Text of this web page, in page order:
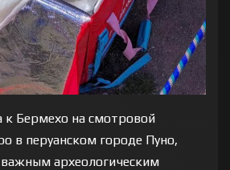
Бермехо на смотровой
в перуанском городе Пуно,
археологическим